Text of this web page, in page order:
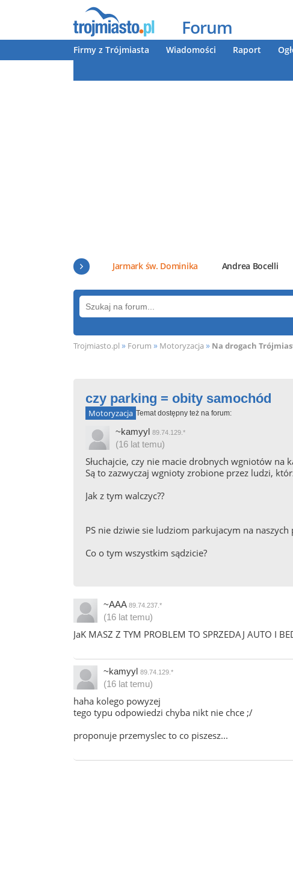
Forum
Firmy z Trójmiasta Wiadomości Raport
Jarmark św. Dominika Andrea Bocelli
Trojmiasto.pl » Forum » Motoryzacja » Na drogach
czy parking = obity samochód
Motoryzacja Temat dostępny też na forum:
~kamyyl 89.74.129.*
(16 lat temu)
Słuchajcie, czy nie macie drobnych wgniotów na
Są to zazwyczaj wgnioty zrobione przez ludzi,
Jak z tym walczyc??
PS nie dziwie sie ludziom parkujacym na
Co o tym wszystkim sądzicie?
~AAA 89.74.237.*
(16 lat temu)
JaK MASZ Z TYM PROBLEM TO SPRZEDAJ AUTO I
~kamyyl 89.74.129.*
(16 lat temu)
haha kolego powyzej
tego typu odpowiedzi chyba nikt nie chce ;/
proponuje przemyslec to co piszesz...